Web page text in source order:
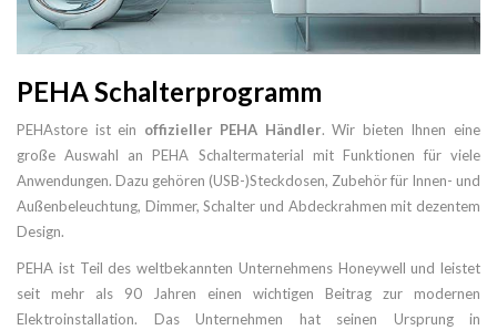
PEHA Schalterprogramm
PEHAstore ist ein offizieller PEHA Händler. Wir bieten Ihnen eine
große Auswahl an PEHA Schaltermaterial mit Funktionen für viele
Anwendungen. Dazu gehören (USB-)Steckdosen, Zubehör für Innen- und
Außenbeleuchtung, Dimmer, Schalter und Abdeckrahmen mit dezentem
Design.
PEHA ist Teil des weltbekannten Unternehmens Honeywell und leistet
seit mehr als 90 Jahren einen wichtigen Beitrag zur modernen
Elektroinstallation. Das Unternehmen hat seinen Ursprung in